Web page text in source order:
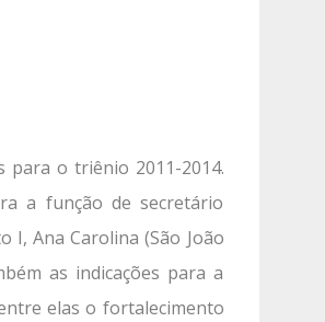
para o triênio 2011-2014.
a função de secretário
Ana Carolina (São João
as indicações para a
elas o fortalecimento